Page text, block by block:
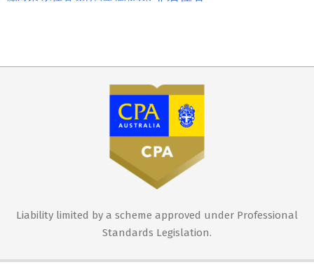
Liability limited by a scheme approved under Professional
Standards Legislation.